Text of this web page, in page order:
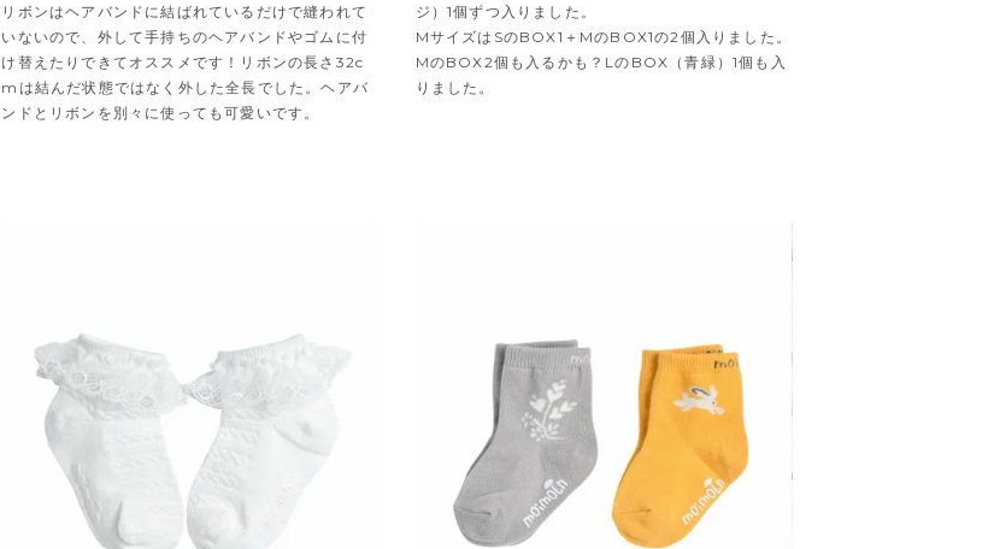
リボンはヘアバンドに結ばれているだけで縫われて
いないので、外して手持ちのヘアバンドやゴムに付
け替えたりできてオススメです！リボンの長さ32c
mは結んだ状態ではなく外した全長でした。ヘアバ
ンドとリボンを別々に使っても可愛いです。
ジ）1個ずつ入りました。
MサイズはSのBOX1＋MのBOX1の2個入りました。
MのBOX2個も入るかも？LのBOX（青緑）1個も入
りました。